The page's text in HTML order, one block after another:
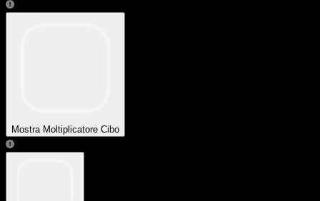
Mostra Moltiplicatore Cibo